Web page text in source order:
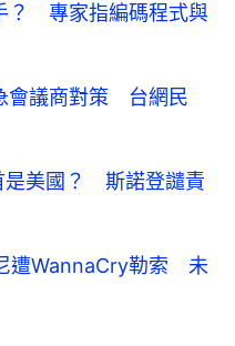
？ 專家指編碼程式與
會議商對策 台網民
是美國？ 斯諾登譴責
遭WannaCry勒索 未